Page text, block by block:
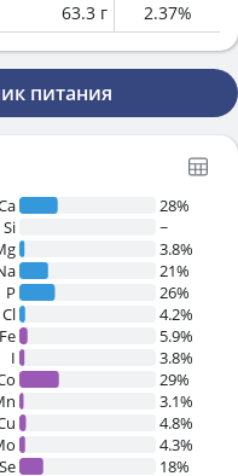
63.3 г 2.37%
питания
28%
Si
~
3.8%
21%
P
26%
Cl
4.2%
Fe
5.9%
I
3.8%
29%
3.1%
4.8%
4.3%
Se
18%